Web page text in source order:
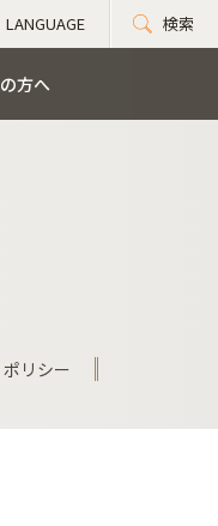
LANGUAGE 検索
方へ
ポリシー